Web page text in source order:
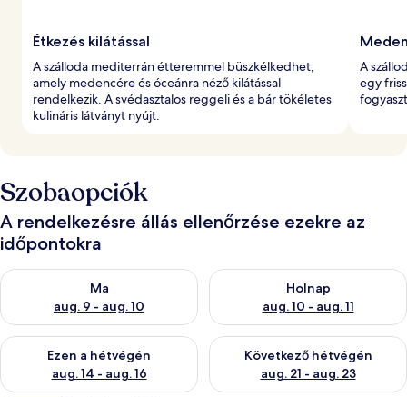
Étkezés kilátással
A szálloda mediterrán étteremmel büszkélkedhet,
amely medencére és óceánra néző kilátással
rendelkezik. A svédasztalos reggeli és a bár tökéletes
kulináris látványt nyújt.
A
egy
Szobaopciók
A rendelkezésre állás ellenőrzése ezekre az
időpontokra
Ma
aug. 9 - aug. 10
A ma esti rendelkezésre állás ellenőrzése: aug. 9 - aug. 10
Holnap
aug. 10 - aug. 11
A holnapi rendelkezésre állás
Ezen a hétvégén
aug. 14 - aug. 16
A mostani hétvégi rendelkezésre állás ellenőrzése: aug. 14 -
Következő hétvégén
aug. 21 - aug. 23
A következő hétvégi